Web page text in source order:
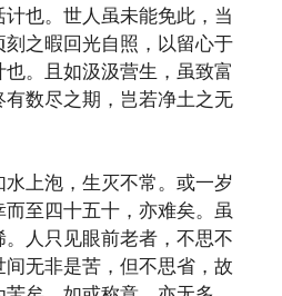
也。世人虽未能免此，当
之暇回光自照，以留心于
。且如汲汲营生，虽致富
数尽之期，岂若净土之无
上泡，生灭不常。或一岁
至四十五十，亦难矣。虽
人只见眼前老者，不思不
无非是苦，但不思省，故